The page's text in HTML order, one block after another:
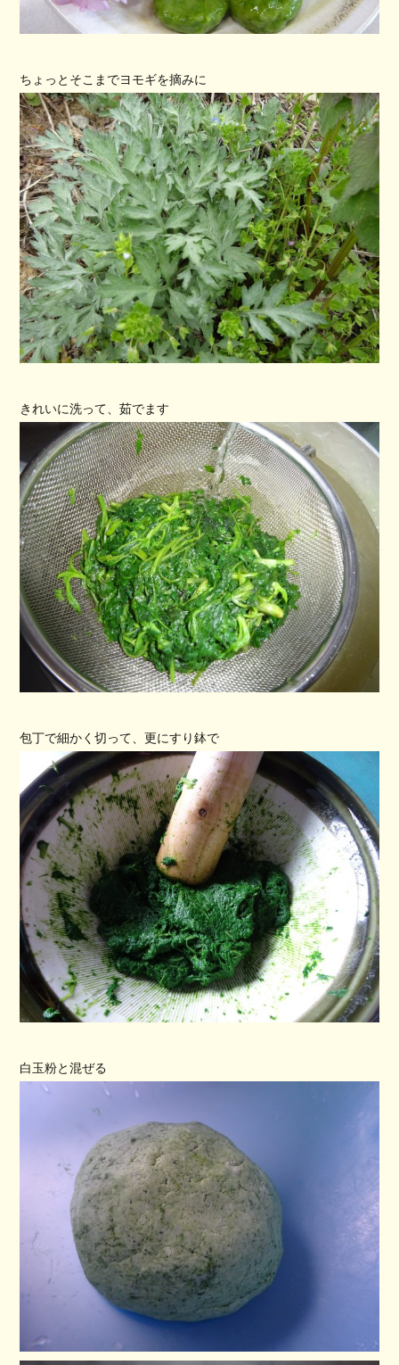
ちょっとそこまでヨモギを摘みに
きれいに洗って、茹でます
包丁で細かく切って、更にすり鉢で
白玉粉と混ぜる